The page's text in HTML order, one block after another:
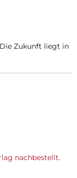
Zukunft liegt in
nachbestellt.